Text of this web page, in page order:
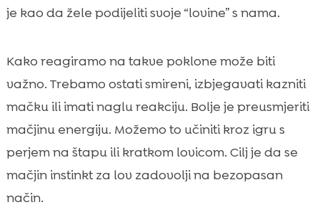
je kao da žele podijeliti svoje “lovine” s nama.
Kako reagiramo na takve poklone može biti
važno. Trebamo ostati smireni, izbjegavati kazniti
mačku ili imati naglu reakciju. Bolje je preusmjeriti
mačjinu energiju. Možemo to učiniti kroz igru s
perjem na štapu ili kratkom lovicom. Cilj je da se
mačjin instinkt za lov zadovolji na bezopasan
način.